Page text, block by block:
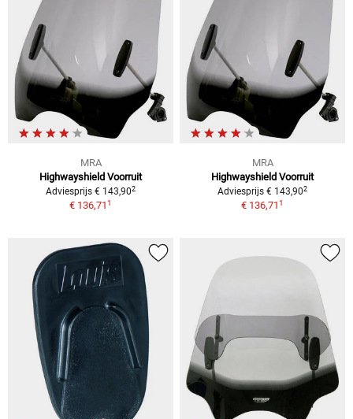
MRA
Highwayshield Voorruit
Adviesprijs € 143,902
€ 136,711
MRA
Highwayshield Voorruit
Adviesprijs € 143,902
€ 136,711